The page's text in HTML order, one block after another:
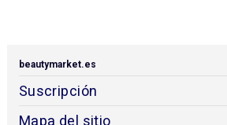
beautymarket.es
Suscripción
Mapa del sitio